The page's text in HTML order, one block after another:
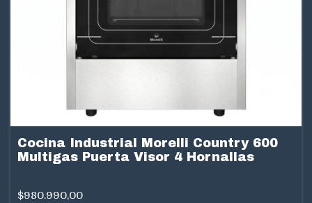
Cocina Industrial Morelli Country 600
Multigas Puerta Visor 4 Hornallas
$980.990,00